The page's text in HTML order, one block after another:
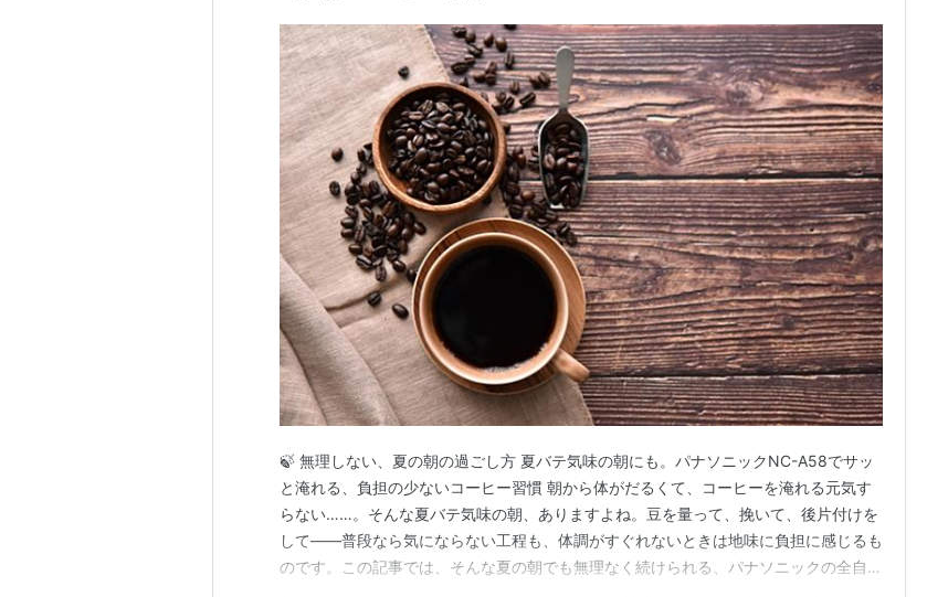
🍃 無理しない、夏の朝の過ごし方 夏バテ気味の朝にも。パナソニックNC-A58でサッ
と淹れる、負担の少ないコーヒー習慣 朝から体がだるくて、コーヒーを淹れる元気す
らない……。そんな夏バテ気味の朝、ありますよね。豆を量って、挽いて、後片付けを
して——普段なら気にならない工程も、体調がすぐれないときは地味に負担に感じるも
のです。この記事では、そんな夏の朝でも無理なく続けられる、パナソニックの全自動